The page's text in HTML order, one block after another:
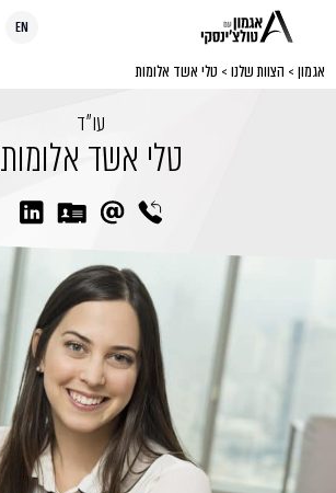
EN
אגמון > הצוות שלנו > טלי אשד אלומות
עו״ד
טלי אשד אלומות